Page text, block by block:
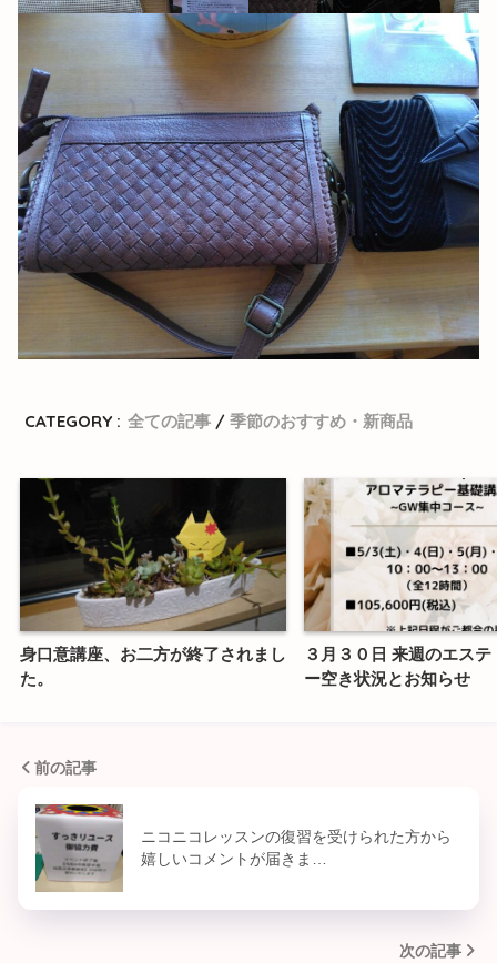
CATEGORY : 全ての記事 季節のおすすめ・新商品
身口意講座、お二方が終了されまし
た。
３月３０日 来週のエステ
ー空き状況とお知らせ
前の記事
ニコニコレッスンの復習を受けられた方から
嬉しいコメントが届きま…
次の記事